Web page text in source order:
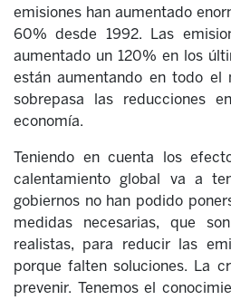
emisiones han aumentado
60% desde 1992. Las
aumentado un 120% en los
están aumentando en todo el
sobrepasa las reducciones
economía.
Teniendo en cuenta los
calentamiento global va a
gobiernos no han podido
medidas necesarias, que
realistas, para reducir las
porque falten soluciones. La
prevenir. Tenemos el